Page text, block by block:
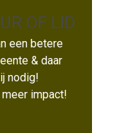
OF LID
een betere
& daar
nodig!
impact!
OF LID